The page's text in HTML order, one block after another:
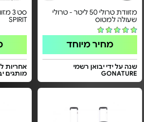
מזוודת טרולי 50 ליטר - טרולי
שעולה למטוס
מחיר מיוחד
שנה על ידי יבואן רשמי
GONATURE
SPIRIT
מותגים